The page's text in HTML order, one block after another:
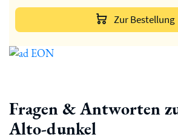
Zur Bestellung
Fragen & Antworten
Alto-dunkel